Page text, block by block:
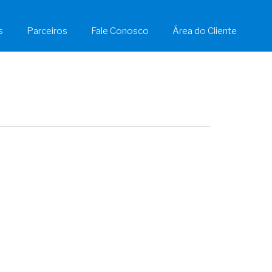
Parceiros Fale Conosco Área do Cliente